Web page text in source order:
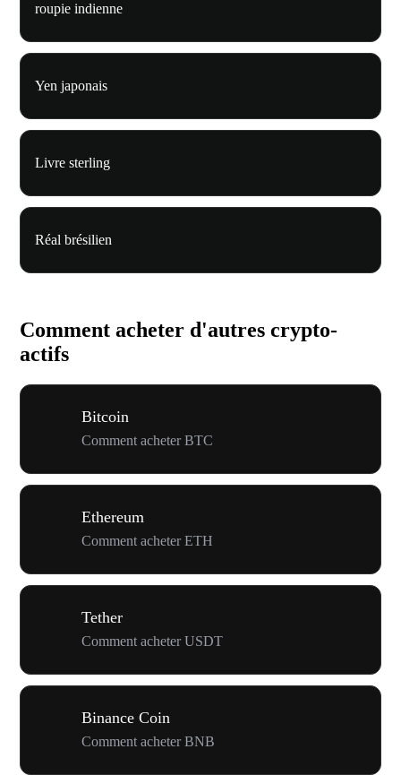
roupie indienne
Yen japonais
Livre sterling
Réal brésilien
Comment acheter d'autres crypto-
actifs
Bitcoin
Comment acheter BTC
Ethereum
Comment acheter ETH
Tether
Comment acheter USDT
Binance Coin
Comment acheter BNB